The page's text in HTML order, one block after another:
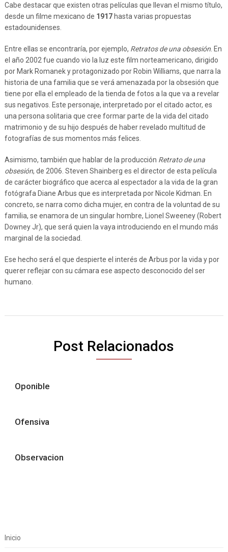
Cabe destacar que existen otras películas que llevan el mismo título,
desde un filme mexicano de 1917hasta varias propuestas
estadounidenses.
Entre ellas se encontraría, por ejemplo, Retratos de una obsesión. En
el año 2002 fue cuando vio la luz este film norteamericano, dirigido
por Mark Romanek y protagonizado por Robin Williams, que narra la
historia de una familia que se verá amenazada por la obsesión que
tiene por ella el empleado de la tienda de fotos a la que va a revelar
sus negativos. Este personaje, interpretado por el citado actor, es
una persona solitaria que cree formar parte de la vida del citado
matrimonio y de su hijo después de haber revelado multitud de
fotografías de sus momentos más felices.
Asimismo, también que hablar de la producción Retrato de una
obsesión, de 2006. Steven Shainberg es el director de esta película
de carácter biográfico que acerca al espectador a la vida de la gran
fotógrafa Diane Arbus que es interpretada por Nicole Kidman. En
concreto, se narra como dicha mujer, en contra de la voluntad de su
familia, se enamora de un singular hombre, Lionel Sweeney (Robert
Downey Jr), que será quien la vaya introduciendo en el mundo más
marginal de la sociedad.
Ese hecho será el que despierte el interés de Arbus por la vida y por
querer reflejar con su cámara ese aspecto desconocido del ser
humano.
Post Relacionados
Oponible
Ofensiva
Observacion
Inicio